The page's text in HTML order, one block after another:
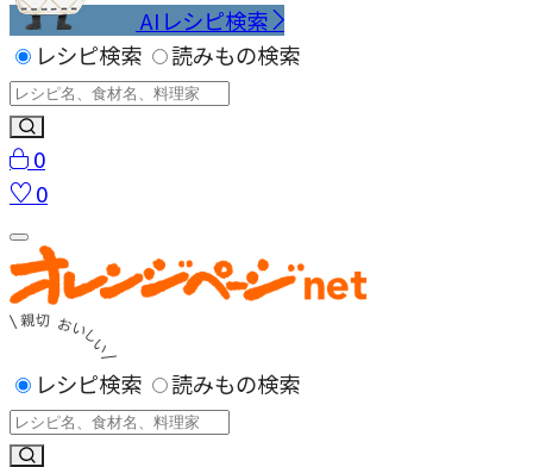
AIレシピ検索
レシピ検索
読みもの検索
0
0
レシピ検索 読みもの検索